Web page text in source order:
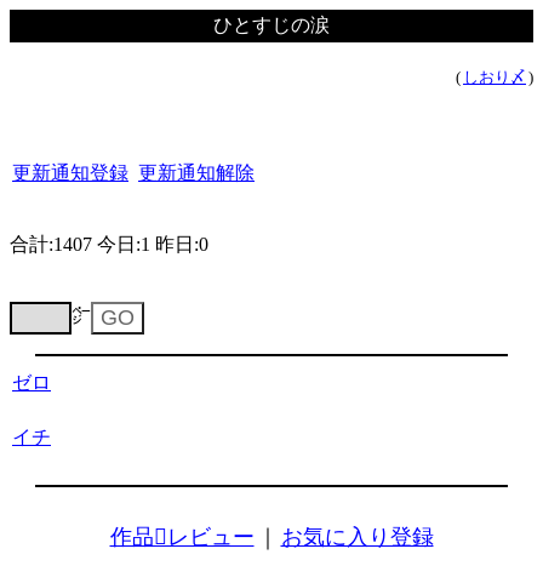
ひとすじの涙
( しおり〆 )
更新通知登録 更新通知解除
合計:1407 今日:1 昨日:0
㌻
ゼロ
イチ
作品レビュー お気に入り登録